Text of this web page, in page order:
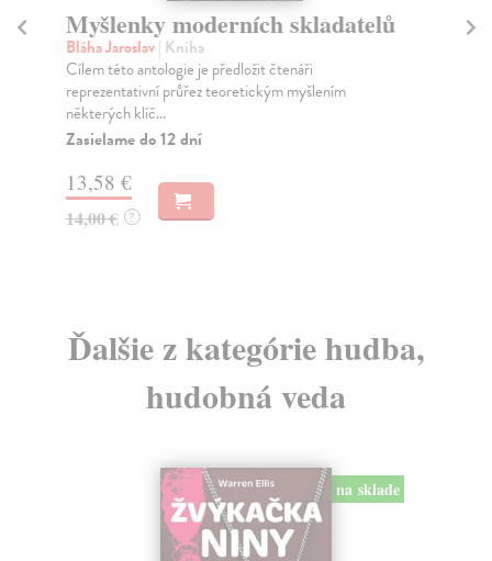
Myšlenky moderních skladatelů
Bláha Jaroslav| Kniha
Cílem této antologie je předložit čtenáři
reprezentativní průřez teoretickým myšlením
některých klíč...
Zasielame do 12 dní
13,58 €
14,00 € ?
Ďalšie z kategórie hudba,
hudobná veda
na sklade